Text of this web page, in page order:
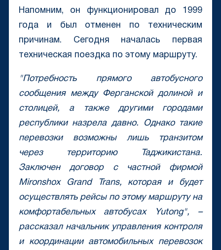
Напомним, он функционировал до 1999
года и был отменен по техническим
причинам. Сегодня началась первая
техническая поездка по этому маршруту.
"Потребность прямого автобусного
сообщения между Ферганской долиной и
столицей, а также другими городами
республики назрела давно. Однако такие
перевозки возможны лишь транзитом
через территорию Таджикистана.
Заключен договор с частной фирмой
Mironshox Grand Trans, которая и будет
осуществлять рейсы по этому маршруту на
комфортабельных автобусах Yutong", –
рассказал начальник управления контроля
и координации автомобильных перевозок